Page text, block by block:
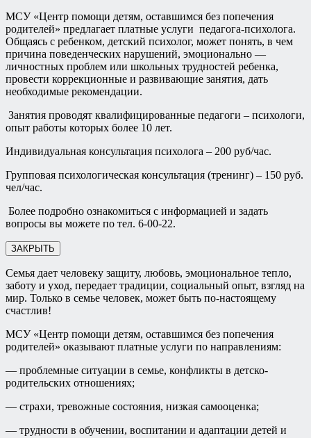
МСУ «Центр помощи детям, оставшимся без попечения
родителей» предлагает платные услуги педагога-психолога.
Общаясь с ребенком, детский психолог, может понять, в чем
причина поведенческих нарушений, эмоционально —
личностных проблем или школьных трудностей ребенка,
провести коррекционные и развивающие занятия, дать
необходимые рекомендации.
Занятия проводят квалифицированные педагоги – психологи,
опыт работы которых более 10 лет.
Индивидуальная консультация психолога – 200 руб/час.
Групповая психологическая консультация (тренинг) – 150 руб.
чел/час.
Более подробно ознакомиться с информацией и задать
вопросы вы можете по тел. 6-00-22.
ЗАКРЫТЬ
Семья дает человеку защиту, любовь, эмоциональное тепло,
заботу и уход, передает традиции, социальный опыт, взгляд на
мир. Только в семье человек, может быть по-настоящему
счастлив!
МСУ «Центр помощи детям, оставшимся без попечения
родителей» оказывают платные услуги по направлениям:
— проблемные ситуации в семье, конфликты в детско-
родительских отношениях;
— страхи, тревожные состояния, низкая самооценка;
— трудности в обучении, воспитании и адаптации детей и